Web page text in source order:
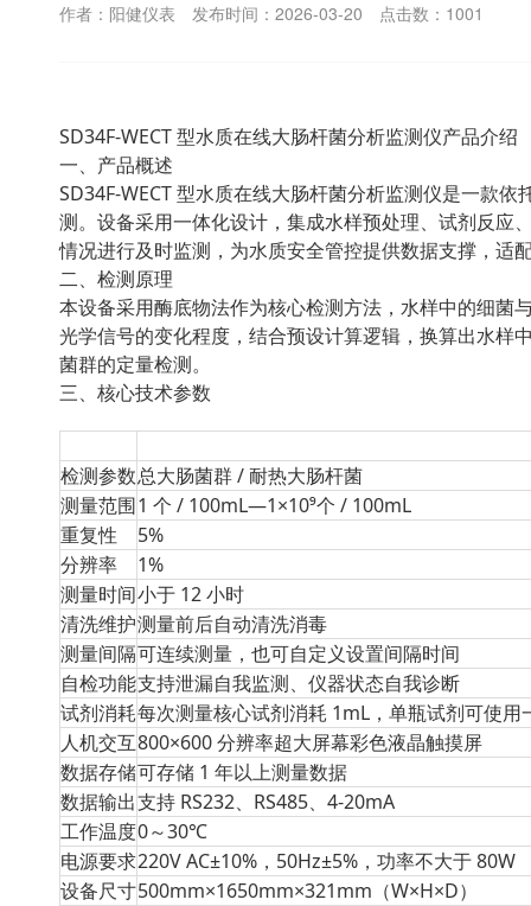
作者：阳健仪表 发布时间：2026-03-20 点击数： 1001
SD34F-WECT 型水质在线大肠杆菌分析监测仪产品介绍
一、产品概述
SD34F-WECT 型水质在线大肠杆菌分析监测仪是一款
测。设备采用一体化设计，集成水样预处理、试剂反应
情况进行及时监测，为水质安全管控提供数据支撑，适
二、检测原理
本设备采用酶底物法作为核心检测方法，水样中的细菌
光学信号的变化程度，结合预设计算逻辑，换算出水样
菌群的定量检测。
三、核心技术参数
检测参数总大肠菌群 / 耐热大肠杆菌
测量范围1 个 / 100mL—1×10⁹个 / 100mL
重复性
5%
分辨率
1%
测量时间小于 12 小时
清洗维护测量前后自动清洗消毒
测量间隔可连续测量，也可自定义设置间隔时间
自检功能支持泄漏自我监测、仪器状态自我诊断
试剂消耗每次测量核心试剂消耗 1mL，单瓶试剂可使用
人机交互800×600 分辨率超大屏幕彩色液晶触摸屏
数据存储可存储 1 年以上测量数据
数据输出支持 RS232、RS485、4-20mA
工作温度0～30℃
电源要求220V AC±10%，50Hz±5%，功率不大于 80W
设备尺寸500mm×1650mm×321mm（W×H×D）